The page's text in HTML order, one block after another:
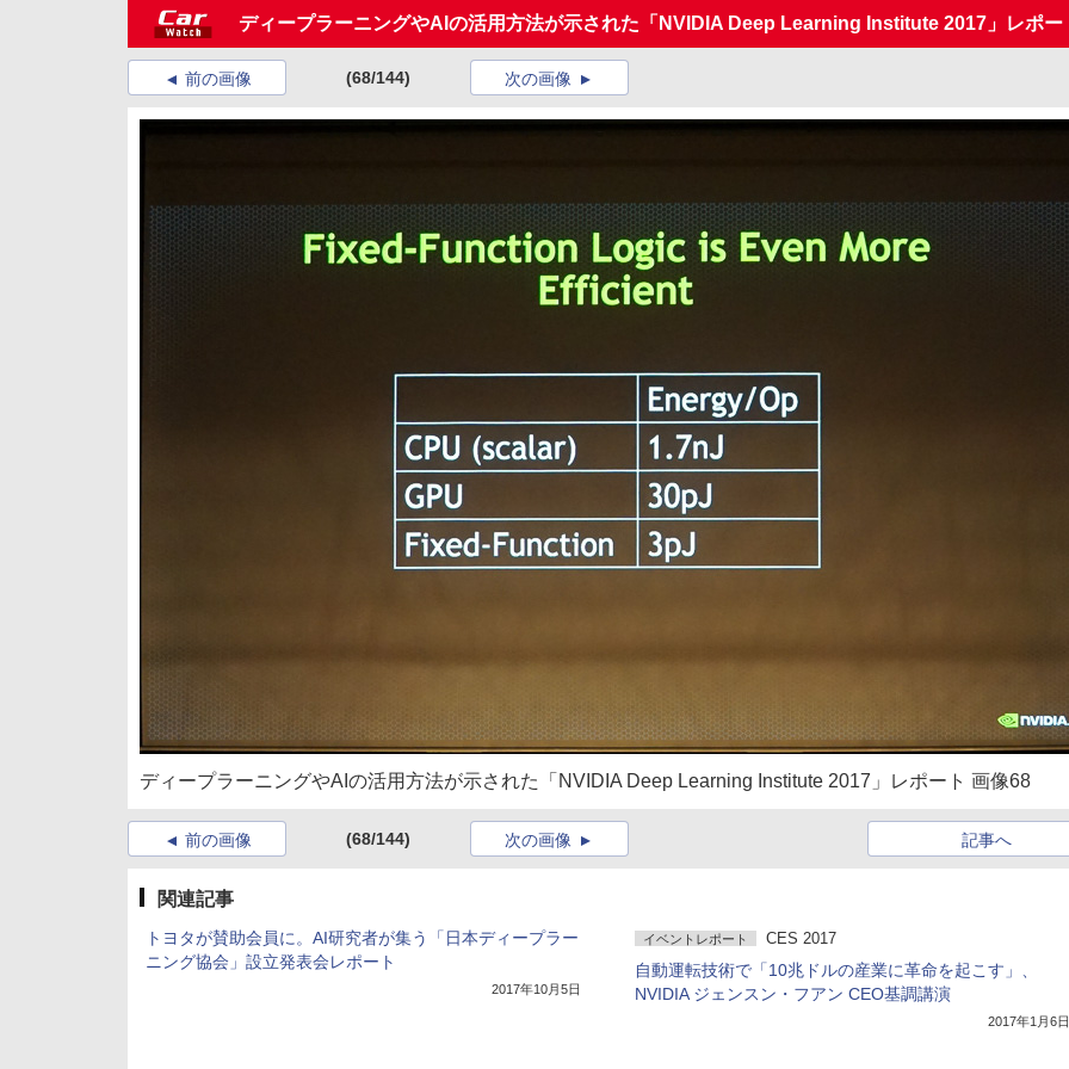
ディープラーニングやAIの活用方法が示された「NVIDIA Deep Learning Institute 2017」レポー
前の画像 (68/144) 次の画像
ディープラーニングやAIの活用方法が示された「NVIDIA Deep Learning Institute 2017」レポート 画像68
前の画像 (68/144) 記事へ
次の画像
関連記事
トヨタが賛助会員に。AI研究者が集う「日本ディープラー
ニング協会」設立発表会レポート
2017年10月5日
イベントレポート CES 2017
自動運転技術で「10兆ドルの産業に革命を起こす」、
NVIDIA ジェンスン・フアン CEO基調講演
2017年1月6日